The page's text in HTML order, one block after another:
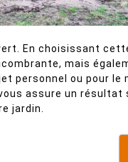
En choisissant
mais
personnel ou pour le
assure un
jardin.